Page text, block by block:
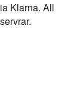
Klarna. All